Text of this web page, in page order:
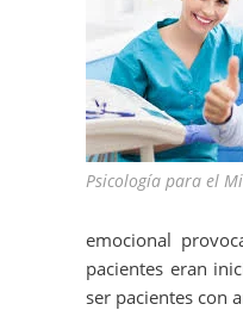
Psicología para el
emocional
pacientes eran
ser pacientes con